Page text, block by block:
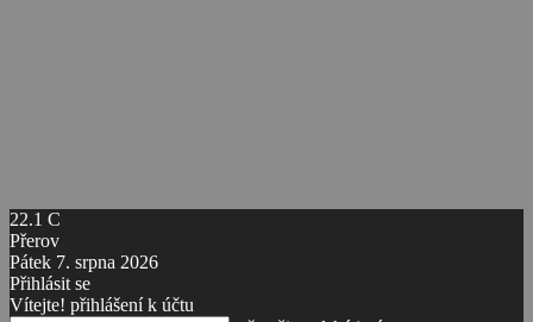
22.1 C
Přerov
Pátek 7. srpna 2026
Přihlásit se
Vítejte! přihlášení k účtu